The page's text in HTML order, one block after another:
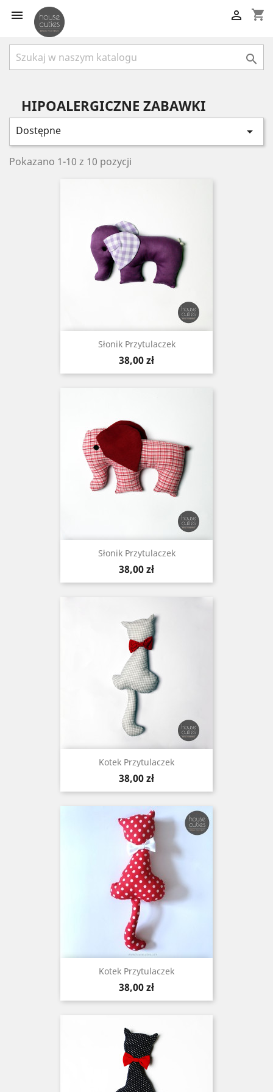
 shopping_cart


HIPOALERGICZNE ZABAWKI
Dostępne 
Pokazano 1-10 z 10 pozycji
Słonik Przytulaczek
Cena
38,00 zł
Słonik Przytulaczek
Cena
38,00 zł
Kotek Przytulaczek
Cena
38,00 zł
Kotek Przytulaczek
Cena
38,00 zł